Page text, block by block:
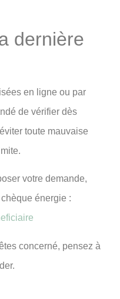
dernière
en ligne ou par
de vérifier dès
toute mauvaise
votre demande,
énergie :
concerné, pensez à